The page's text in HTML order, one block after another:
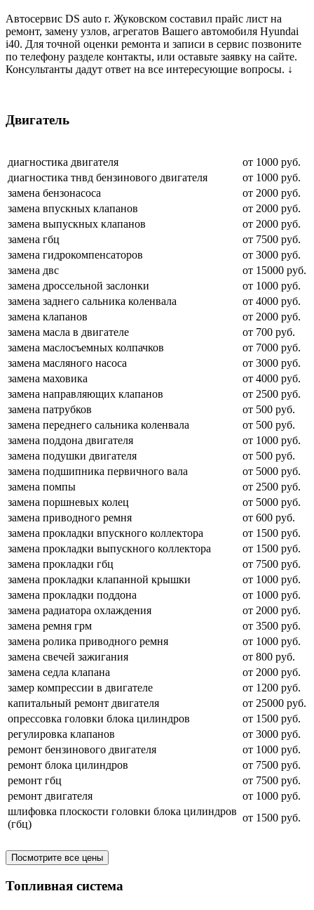
Автосервис DS auto г. Жуковском составил прайс лист на
ремонт, замену узлов, агрегатов Вашего автомобиля Hyundai
i40. Для точной оценки ремонта и записи в сервис позвоните
по телефону разделе контакты, или оставьте заявку на сайте.
Консультанты дадут ответ на все интересующие вопросы. ↓
Двигатель
диагностика двигателя
от 1000 руб.
диагностика тнвд бензинового двигателя
от 1000 руб.
замена бензонасоса
от 2000 руб.
замена впускных клапанов
от 2000 руб.
замена выпускных клапанов
от 2000 руб.
замена гбц
от 7500 руб.
замена гидрокомпенсаторов
от 3000 руб.
замена двс
от 15000 руб.
замена дроссельной заслонки
от 1000 руб.
замена заднего сальника коленвала
от 4000 руб.
замена клапанов
от 2000 руб.
замена масла в двигателе
от 700 руб.
замена маслосъемных колпачков
от 7000 руб.
замена масляного насоса
от 3000 руб.
замена маховика
от 4000 руб.
замена направляющих клапанов
от 2500 руб.
замена патрубков
от 500 руб.
замена переднего сальника коленвала
от 500 руб.
замена поддона двигателя
от 1000 руб.
замена подушки двигателя
от 500 руб.
замена подшипника первичного вала
от 5000 руб.
замена помпы
от 2500 руб.
замена поршневых колец
от 5000 руб.
замена приводного ремня
от 600 руб.
замена прокладки впускного коллектора
от 1500 руб.
замена прокладки выпускного коллектора
от 1500 руб.
замена прокладки гбц
от 7500 руб.
замена прокладки клапанной крышки
от 1000 руб.
замена прокладки поддона
от 1000 руб.
замена радиатора охлаждения
от 2000 руб.
замена ремня грм
от 3500 руб.
замена ролика приводного ремня
от 1000 руб.
замена свечей зажигания
от 800 руб.
замена седла клапана
от 2000 руб.
замер компрессии в двигателе
от 1200 руб.
капитальный ремонт двигателя
от 25000 руб.
опрессовка головки блока цилиндров
от 1500 руб.
регулировка клапанов
от 3000 руб.
ремонт бензинового двигателя
от 1000 руб.
ремонт блока цилиндров
от 7500 руб.
ремонт гбц
от 7500 руб.
ремонт двигателя
от 1000 руб.
шлифовка плоскости головки блока цилиндров
(гбц)
от 1500 руб.
Посмотрите все цены
Топливная система